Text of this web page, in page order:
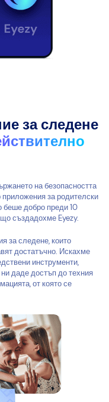
за следене
на безопасността
за родителски
беше добро преди 10
създадохме Eyezy.
за следене, които
достатъчно. Искахме
инструменти,
даде достъп до техния
от която се